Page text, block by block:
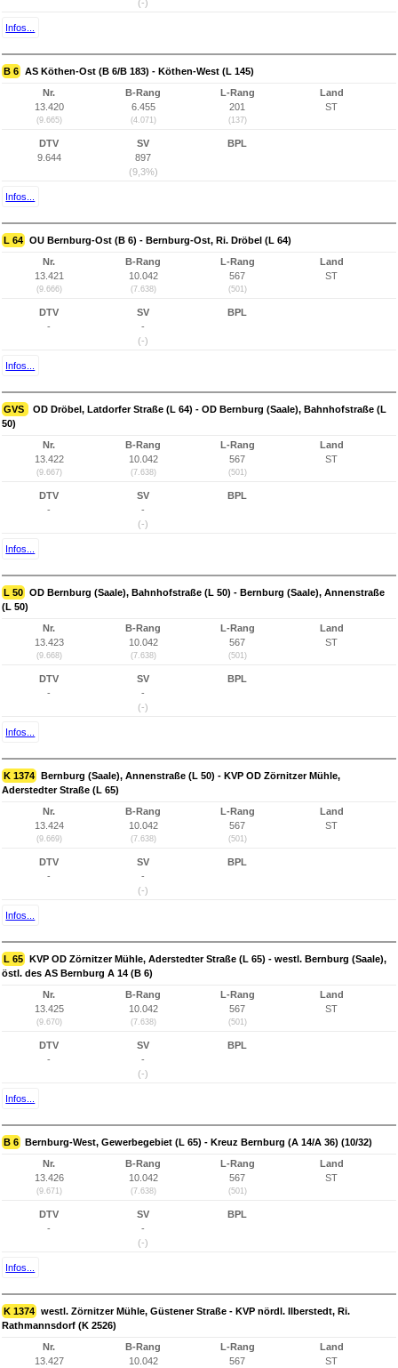
(-)
Infos...
B 6 AS Köthen-Ost (B 6/B 183) - Köthen-West (L 145)
Nr.
13.420
(9.665)
B-Rang
6.455
(4.071)
L-Rang
201
(137)
Land
ST
DTV
9.644
SV
897
(9,3%)
BPL
Infos...
L 64 OU Bernburg-Ost (B 6) - Bernburg-Ost, Ri. Dröbel (L 64)
Nr.
13.421
(9.666)
B-Rang
10.042
(7.638)
L-Rang
567
(501)
Land
ST
DTV
-
SV
-
(-)
BPL
Infos...
GVS
OD Dröbel, Latdorfer Straße (L 64) - OD Bernburg (Saale), Bahnhofstraße (L
50)
Nr.
13.422
(9.667)
B-Rang
10.042
(7.638)
L-Rang
567
(501)
Land
ST
DTV
-
SV
-
(-)
BPL
Infos...
L 50 OD Bernburg (Saale), Bahnhofstraße (L 50) - Bernburg (Saale), Annenstraße
(L 50)
Nr.
13.423
(9.668)
B-Rang
10.042
(7.638)
L-Rang
567
(501)
Land
ST
DTV
-
SV
-
(-)
BPL
Infos...
K 1374 Bernburg (Saale), Annenstraße (L 50) - KVP OD Zörnitzer Mühle,
Aderstedter Straße (L 65)
Nr.
13.424
(9.669)
B-Rang
10.042
(7.638)
L-Rang
567
(501)
Land
ST
DTV
-
SV
-
(-)
BPL
Infos...
L 65 KVP OD Zörnitzer Mühle, Aderstedter Straße (L 65) - westl. Bernburg (Saale),
östl. des AS Bernburg A 14 (B 6)
Nr.
13.425
(9.670)
B-Rang
10.042
(7.638)
L-Rang
567
(501)
Land
ST
DTV
-
SV
-
(-)
BPL
Infos...
B 6 Bernburg-West, Gewerbegebiet (L 65) - Kreuz Bernburg (A 14/A 36) (10/32)
Nr.
13.426
(9.671)
B-Rang
10.042
(7.638)
L-Rang
567
(501)
Land
ST
DTV
-
SV
-
(-)
BPL
Infos...
K 1374 westl. Zörnitzer Mühle, Güstener Straße - KVP nördl. Ilberstedt, Ri.
Rathmannsdorf (K 2526)
Nr.
13.427
B-Rang
10.042
L-Rang
567
Land
ST